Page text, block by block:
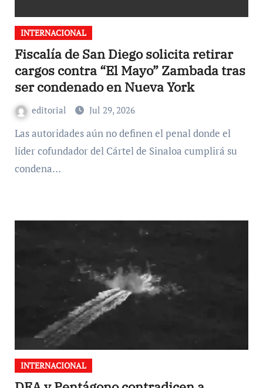
INTERNACIONAL
Fiscalía de San Diego solicita retirar
cargos contra “El Mayo” Zambada tras
ser condenado en Nueva York
editorial Jul 29, 2026
Las autoridades aún no definen el penal donde el
líder cofundador del Cártel de Sinaloa cumplirá su
condena…
INTERNACIONAL